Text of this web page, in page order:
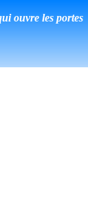
ouvre les portes